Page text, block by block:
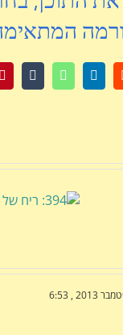
LinkedIn
WhatsApp
Tumblr